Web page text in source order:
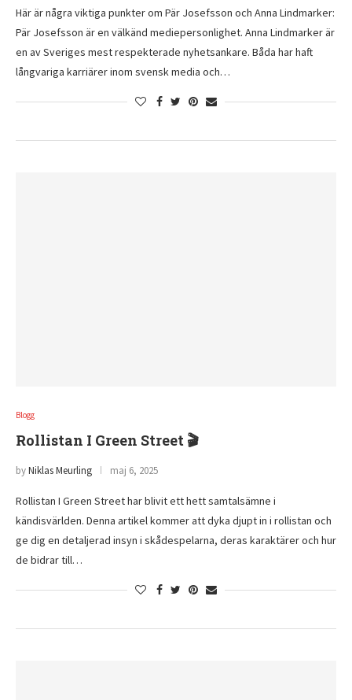
Här är några viktiga punkter om Pär Josefsson och Anna Lindmarker:
Pär Josefsson är en välkänd mediepersonlighet. Anna Lindmarker är
en av Sveriges mest respekterade nyhetsankare. Båda har haft
långvariga karriärer inom svensk media och…
Blogg
Rollistan I Green Street 🎬
byNiklas Meurling maj 6, 2025
Rollistan I Green Street har blivit ett hett samtalsämne i
kändisvärlden. Denna artikel kommer att dyka djupt in i rollistan och
ge dig en detaljerad insyn i skådespelarna, deras karaktärer och hur
de bidrar till…